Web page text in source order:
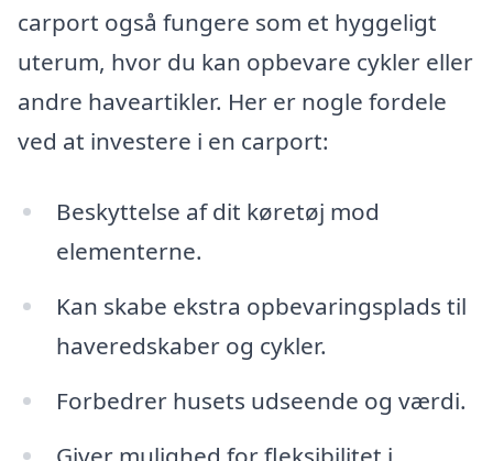
carport også fungere som et hyggeligt
uterum, hvor du kan opbevare cykler eller
andre haveartikler. Her er nogle fordele
ved at investere i en carport:
Beskyttelse af dit køretøj mod
elementerne.
Kan skabe ekstra opbevaringsplads til
haveredskaber og cykler.
Forbedrer husets udseende og værdi.